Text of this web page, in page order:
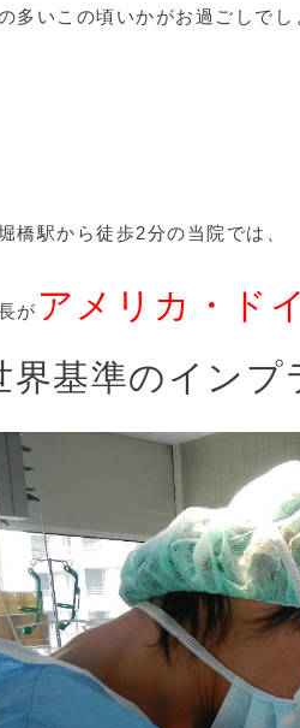
多いこの頃いかがお過ごしでし
橋駅から徒歩2分の当院では、
が アメリカ・ド
界基準のインプ